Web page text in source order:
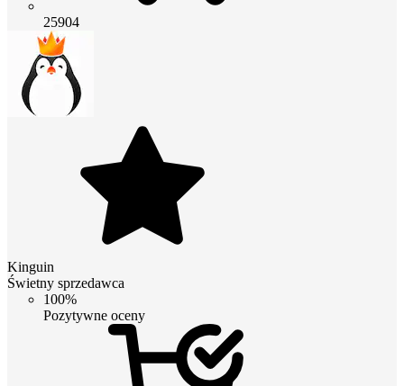
25904
Kinguin
Świetny sprzedawca
100%
Pozytywne oceny